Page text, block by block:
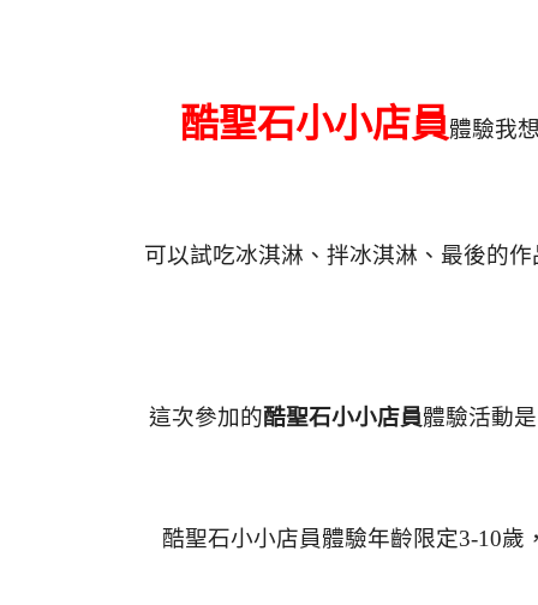
酷聖石小小店員體驗我
可以試吃冰淇淋、拌冰淇淋、最後的
這次參加的酷聖石小小店員體驗活動是
酷聖石小小店員體驗年齡限定3-10歲